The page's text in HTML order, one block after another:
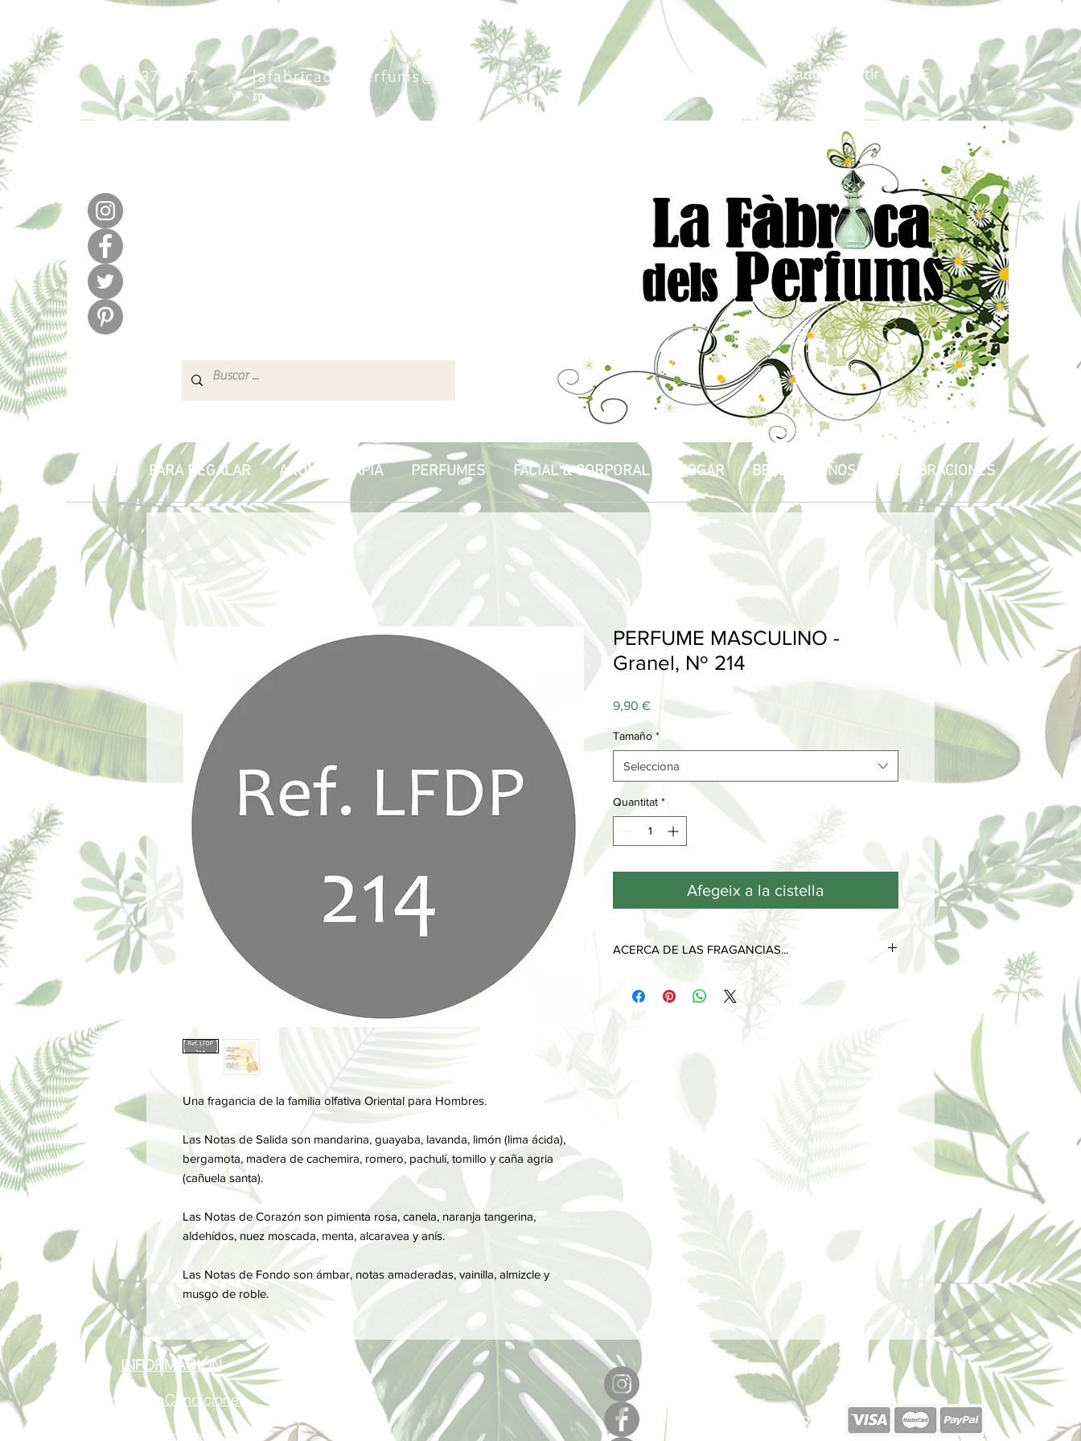
640 377 187
lafabricadelsperfums@gmail.co
m
Portes pagados a partir de 80€
INICIO PARA REGALAR AROMATERAPIA PERFUMES FACIAL & CORPORAL HOGAR BEBÉS & NIÑOS CELEBRACIONES
Una fragancia de la familia olfativa Oriental para Hombres.
Las Notas de Salida son mandarina, guayaba, lavanda, limón (lima ácida),
bergamota, madera de cachemira, romero, pachulí, tomillo y caña agria
(cañuela santa).
Las Notas de Corazón son pimienta rosa, canela, naranja tangerina,
aldehídos, nuez moscada, menta, alcaravea y anís.
Las Notas de Fondo son ámbar, notas amaderadas, vainilla, almizcle y
musgo de roble.
PERFUME MASCULINO -
Granel, Nº 214
9,90 €Price
Tamaño *
Selecciona
Quantitat *
Afegeix a la cistella
ACERCA DE LAS FRAGANCIAS...
desprenden a lo largo de su ciclo de vida.
INFORMACIÓN
Términos y Condiciones
Política de privacidad
640 377 187